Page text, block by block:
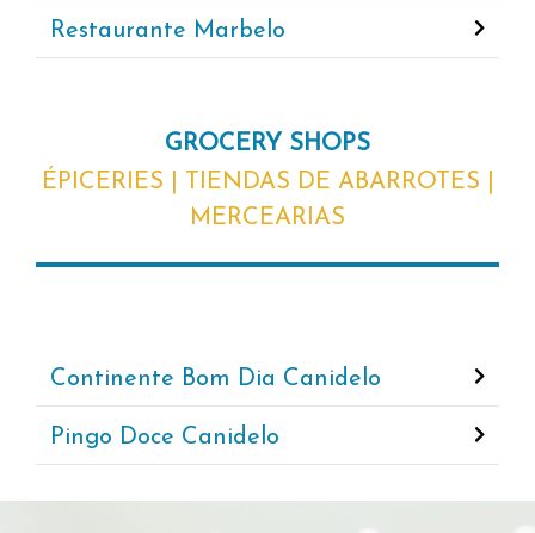
Restaurante Marbelo
GROCERY SHOPS
ÉPICERIES | TIENDAS DE ABARROTES |
MERCEARIAS
Continente Bom Dia Canidelo
Pingo Doce Canidelo